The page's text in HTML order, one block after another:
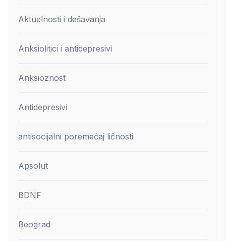
Aktuelnosti i dešavanja
Anksiolitici i antidepresivi
Anksioznost
Antidepresivi
antisocijalni poremećaj ličnosti
Apsolut
BDNF
Beograd